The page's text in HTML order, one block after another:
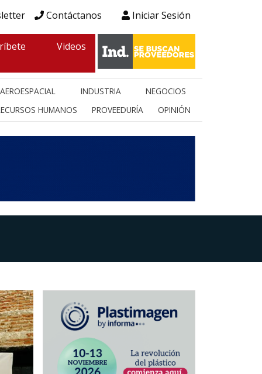
Contáctanos Iniciar Sesión
Videos
AEROESPACIAL INDUSTRIA
NEGOCIOS
HUMANOS
PROVEEDURÍA OPINIÓN